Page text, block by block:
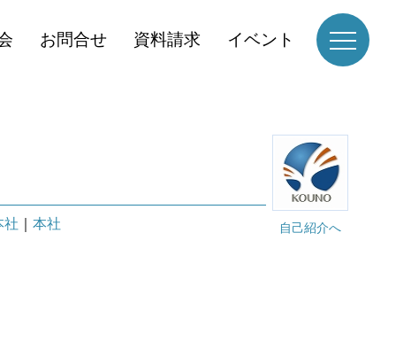
お問合せ 資料請求 イベント
自己紹介へ
社 本社